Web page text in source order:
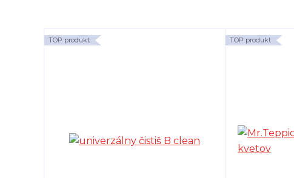
TOP produkt TOP produkt